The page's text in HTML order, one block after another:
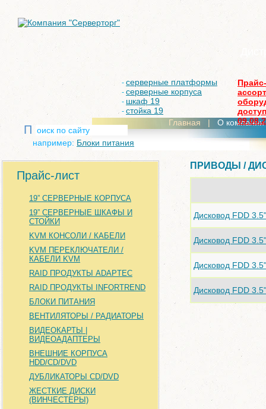
- серверные платформы
- серверные корпуса
- шкаф 19
- стойка 19
П
например: Блоки питания
Главная | О компании
Прайс-лист
19” СЕРВЕРНЫЕ КОРПУСА
19” СЕРВЕРНЫЕ ШКАФЫ И
СТОЙКИ
KVM КОНСОЛИ / КАБЕЛИ
KVM ПЕРЕКЛЮЧАТЕЛИ /
КАБЕЛИ KVM
RAID ПРОДУКТЫ ADAPTEC
RAID ПРОДУКТЫ INFORTREND
БЛОКИ ПИТАНИЯ
ВЕНТИЛЯТОРЫ / РАДИАТОРЫ
ВИДЕОКАРТЫ |
ВИДЕОАДАПТЕРЫ
ВНЕШНИЕ КОРПУСА
HDD/CD/DVD
ДУБЛИКАТОРЫ CD/DVD
ЖЕСТКИЕ ДИСКИ
(ВИНЧЕСТЕРЫ)
ПРИВОДЫ /
Дисковод FDD
Дисковод FDD
Дисковод FDD
Дисковод FDD